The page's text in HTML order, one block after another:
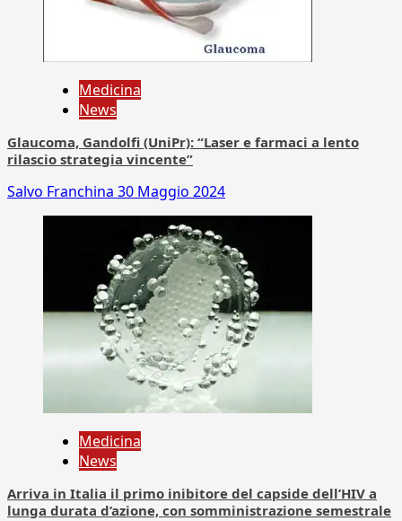
Medicina
News
Glaucoma, Gandolfi (UniPr): “Laser e farmaci a lento
rilascio strategia vincente”
Salvo Franchina 30 Maggio 2024
Medicina
News
Arriva in Italia il primo inibitore del capside dell’HIV a
lunga durata d’azione, con somministrazione semestrale